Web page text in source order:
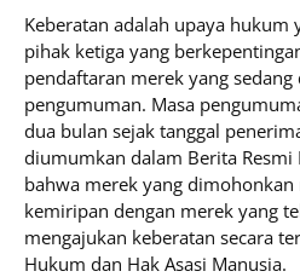
Keberatan adalah upaya hukum
pihak ketiga yang
pendaftaran merek yang sedang
pengumuman. Masa
dua bulan sejak tanggal
diumumkan dalam Berita Resmi
bahwa merek yang
kemiripan dengan merek yang
mengajukan keberatan secara
Hukum dan Hak Asasi Manusia.